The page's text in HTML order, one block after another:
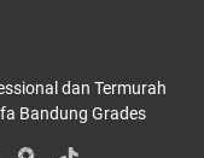
dan Termurah
Bandung Grades